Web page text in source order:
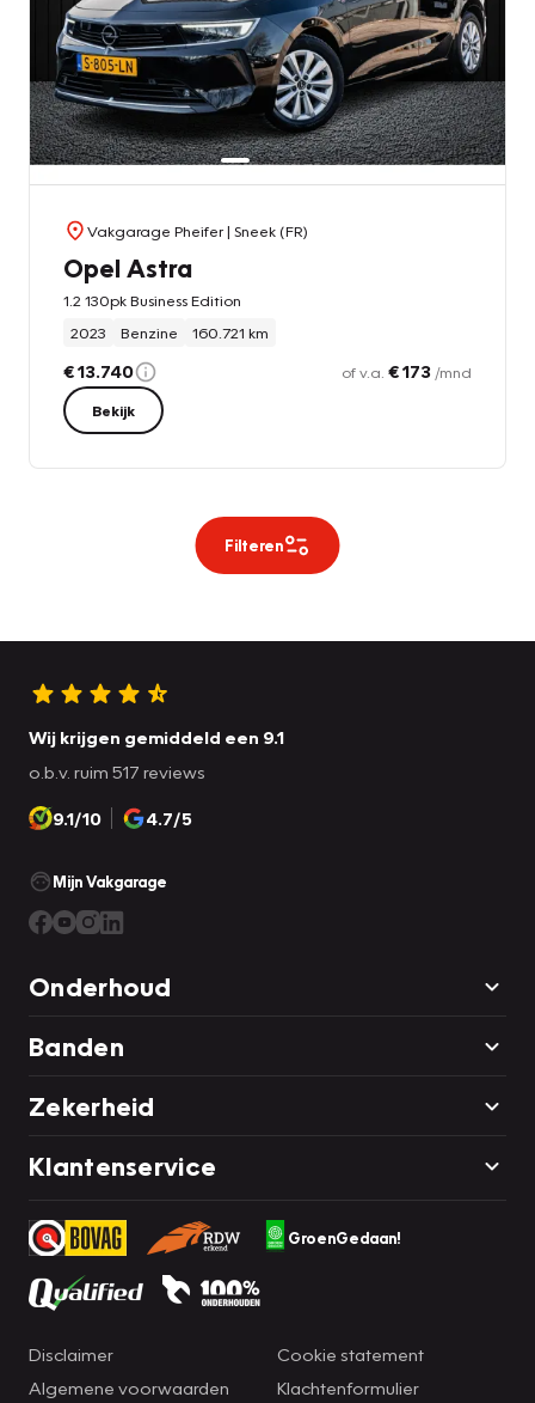
Vakgarage Pheifer| Sneek (FR)
Opel Astra
1.2 130pk Business Edition
2023
Benzine 160.721 km
€ 13.740 of v.a. € 173 /mnd
Bekijk
Filteren
Wij krijgen gemiddeld een 9.1
o.b.v. ruim 517 reviews
9.1/10 4.7/5
Mijn Vakgarage
Onderhoud
Banden
Zekerheid
Klantenservice
GroenGedaan!
Disclaimer
Algemene voorwaarden
Cookie statement
Klachtenformulier